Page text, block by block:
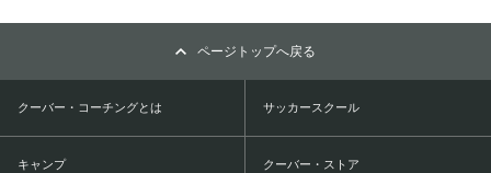
ページトップへ戻る
クーバー・コーチングとは サッカースクール
キャンプ クーバー・ストア